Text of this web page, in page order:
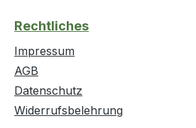
Rechtliches
Impressum
AGB
Datenschutz
Widerrufsbelehrung